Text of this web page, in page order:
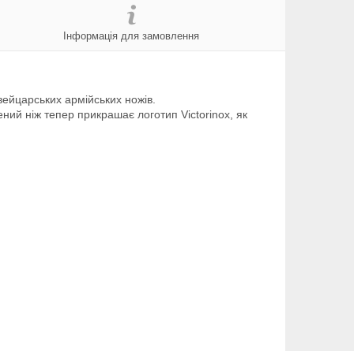
Інформація для замовлення
армійських ножів.
ніж тепер прикрашає логотип Victorinox, як